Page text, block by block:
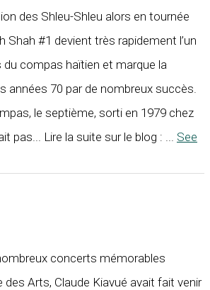
des Shleu-Shleu alors en tournée
Shah #1 devient très rapidement l’un
du compas haïtien et marque la
années 70 par de nombreux succès.
le septième, sorti en 1979 chez
pas... Lire la suite sur le blog :
See
concerts mémorables
des Arts, Claude Kiavué avait fait venir